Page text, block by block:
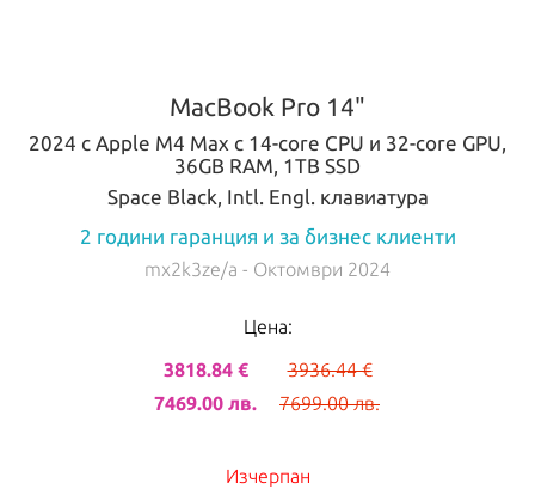
MacBook Pro 14"
2024 с Apple M4 Max с 14-core CPU и 32-core GPU,
36GB RAM, 1TB SSD
Space Black, Intl. Engl. клавиатура
2 години гаранция и за бизнес клиенти
mx2k3ze/a - Октомври 2024
Цена:
3818.84 €
3936.44 €
7469.00 лв.
7699.00 лв.
Изчерпан